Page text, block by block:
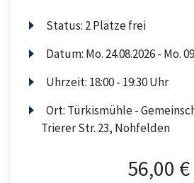
Status: 2 Plätze frei
Datum: Mo. 24.08.2026 - Mo.
Uhrzeit: 18:00 - 19:30 Uhr
Ort: Türkismühle -
Trierer Str. 23, Nohfelden
56,00 €